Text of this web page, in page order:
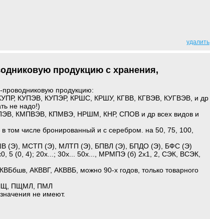
удалить
продукцию с хранения,
продукцию:
КУПЭВ, КУПЭР, КРШС, КРШУ, КГВВ, КГВЭВ, КУГВЭВ, и др
не надо!)
КМПВЭВ, КПМВЭ, НРШМ, КНР, СПОВ и др всех видов и
том числе бронированный и с серебром. на 50, 75, 100,
(Э), МСТП (Э), МЛТП (Э), БПВЛ (Э), БПДО (Э), БФС (Э)
5 (0, 4); 20х...; 30х... 50х..., МРМПЭ (б) 2х1, 2, СЭК, ВСЭК,
АКВВГ, АКВВБ, можно 90-х годов, только товарного
ПЩМЛ, ПМЛ
не имеют.